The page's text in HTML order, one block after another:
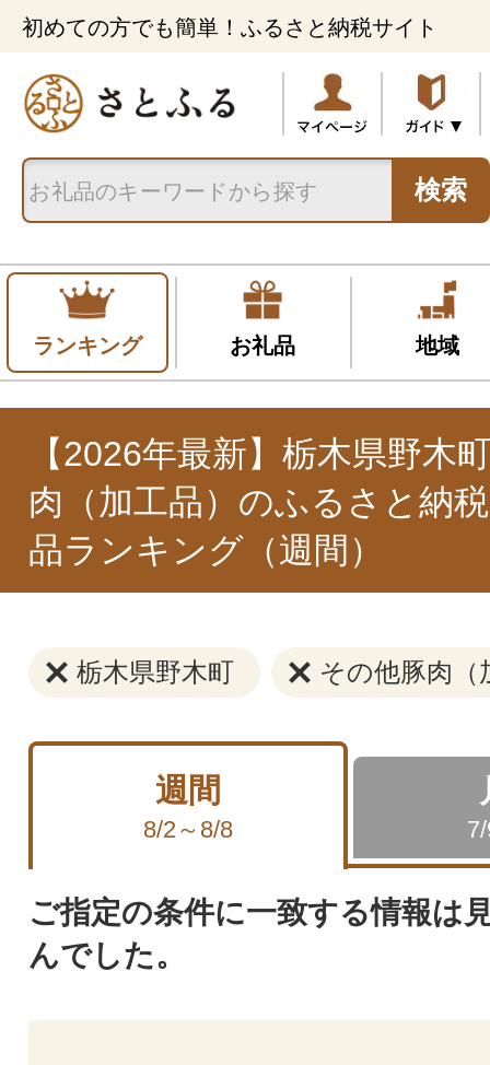
初めての方でも簡単！ふるさと納税サイト
検索
ランキング お礼品 地域
【2026年最新】栃木県野木
肉（加工品）のふるさと納
品ランキング（週間）
栃木県野木町 その他豚肉（
週間
8/2～8/8
ご指定の条件に一致する情報は
んでした。